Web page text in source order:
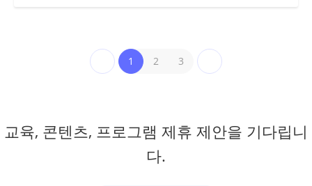
1 2 3
교육, 콘텐츠, 프로그램 제휴 제안을 기다립니
다.